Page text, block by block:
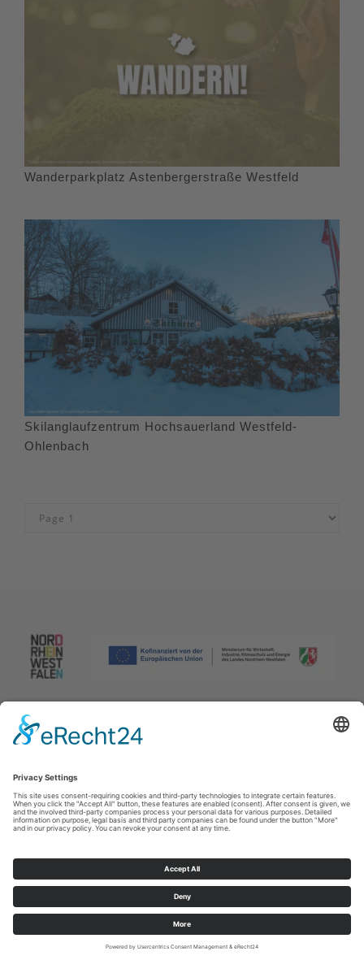
Wanderparkplatz Astenbergerstraße Westfeld
Skilanglaufzentrum Hochsauerland Westfeld-
Ohlenbach
Afdruk|Privacybeleid|Verklaring van toegankelijkheid|Neem
contact met ons op
T: +49 (0) 2974 96980 E: info@sauerland.com
Cookie-Einstellungen